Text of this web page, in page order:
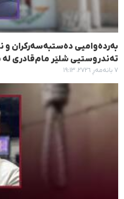
بەردەوامیی دەستبەسەرکران و
تەندروستیی شلێر مام‌قادری لە
٧ بانەمەڕ ٢٧٢٦، ١٩:١٣